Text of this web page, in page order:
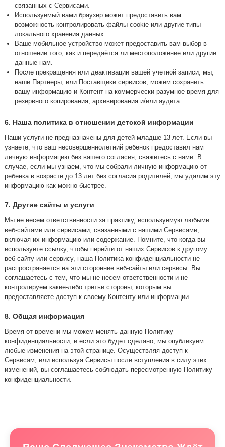
связанных с Сервисами.
Используемый вами браузер может предоставить вам
возможность контролировать файлы cookie или другие типы
локального хранения данных.
Ваше мобильное устройство может предоставить вам выбор в
отношении того, как и передаётся ли местоположение или другие
данные нам.
После прекращения или деактивации вашей учетной записи, мы,
наши Партнеры, или Поставщики сервисов, можем сохранить
вашу информацию и Контент на коммерчески разумное время для
резервного копирования, архивирования и/или аудита.
6. Наша политика в отношении детской информации
Наши услуги не предназначены для детей младше 13 лет. Если вы
узнаете, что ваш несовершеннолетний ребенок предоставил нам
личную информацию без вашего согласия, свяжитесь с нами. В
случае, если мы узнаем, что мы собрали личную информацию от
ребенка в возрасте до 13 лет без согласия родителей, мы удалим эту
информацию как можно быстрее.
7. Другие сайты и услуги
Мы не несем ответственности за практику, используемую любыми
веб-сайтами или сервисами, связанными с нашими Сервисами,
включая их информацию или содержание. Помните, что когда вы
используете ссылку, чтобы перейти от наших Сервисов к другому
веб-сайту или сервису, наша Политика конфиденциальности не
распространяется на эти сторонние веб-сайты или сервисы. Вы
соглашаетесь с тем, что мы не несем ответственности и не
контролируем какие-либо третьи стороны, которым вы
предоставляете доступ к своему Контенту или информации.
8. Общая информация
Время от времени мы можем менять данную Политику
конфиденциальности, и если это будет сделано, мы опубликуем
любые изменения на этой странице. Осуществляя доступ к
Сервисам, или используя Сервисы после вступления в силу этих
изменений, вы соглашаетесь соблюдать пересмотренную Политику
конфиденциальности.